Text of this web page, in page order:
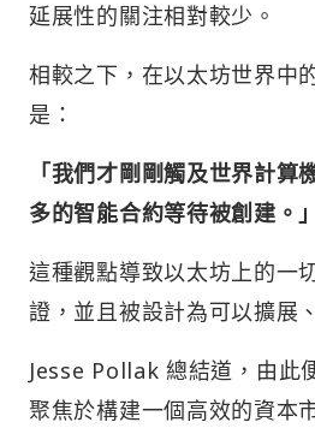
延展性的關注相對較少。
相較之下，在以太坊世界中
是：
「我們才剛剛觸及世界計算
多的智能合約等待被創建。」
這種觀點導致以太坊上的一
證，並且被設計為可以擴展
Jesse Pollak 總結道，由此
聚焦於構建一個高效的資本